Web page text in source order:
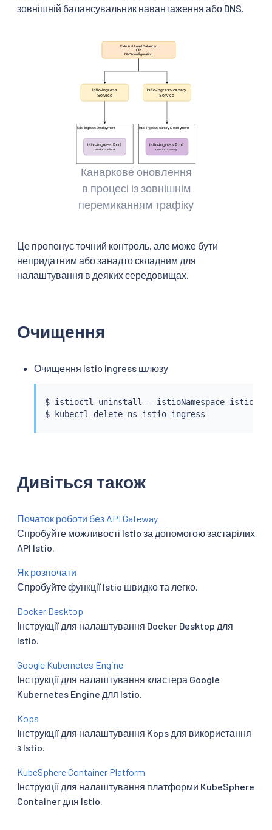
зовнішній балансувальник навантаження або DNS.
Канаркове оновлення
в процесі із зовнішнім
перемиканням трафіку
Це пропонує точний контроль, але може бути
непридатним або занадто складним для
налаштування в деяких середовищах.
Очищення
Очищення Istio ingress шлюзу
$ istioctl uninstall --istioNamespace istio-
$
kubectl
Дивіться також
Початок роботи без API Gateway
Спробуйте можливості Istio за допомогою застарілих
API Istio.
Як розпочати
Спробуйте функції Istio швидко та легко.
Docker Desktop
Інструкції для налаштування Docker Desktop для
Istio.
Google Kubernetes Engine
Інструкції для налаштування кластера Google
Kubernetes Engine для Istio.
Kops
Інструкції для налаштування Kops для використання
з Istio.
KubeSphere Container Platform
Інструкції для налаштування платформи KubeSphere
Container для Istio.